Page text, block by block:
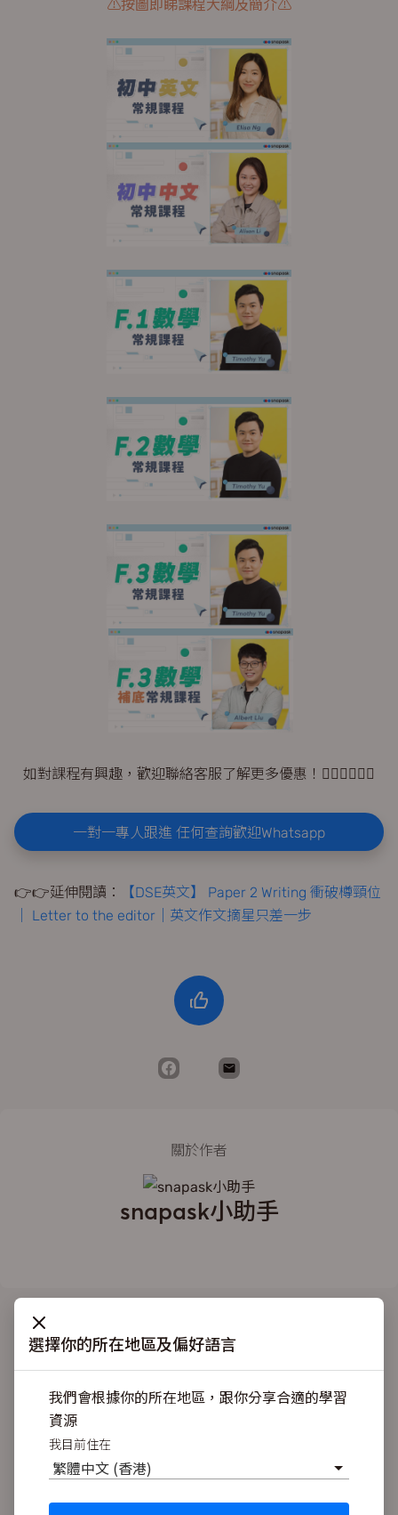
選擇你的所在地區及偏好語言
我們會根據你的所在地區，跟你分享合適的學習
資源
我目前住在
繁體中文 (香港)
如對課程有興趣，歡迎聯絡客服了解更多優惠！👇🏼👇🏼👇🏼
一對一專人跟進 任何查詢歡迎Whatsapp
👉👉延伸閱讀：
【DSE英文】 Paper 2 Writing 衝破樽頸位
｜ Letter to the editor｜英文作文摘星只差一步
關於作者
snapask小助手
推介